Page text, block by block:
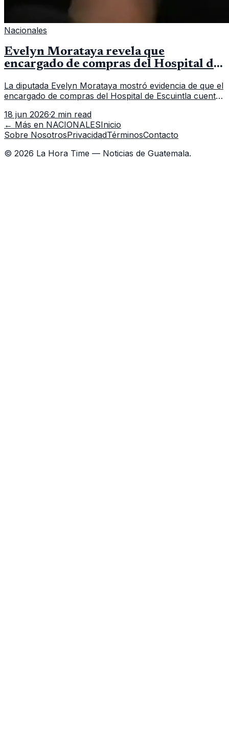
Nacionales
Evelyn Morataya revela que
encargado de compras del Hospital de
La diputada Evelyn Morataya mostró evidencia de que el
encargado de compras del Hospital de Escuintla cuenta
capacitación en la capital.
18 jun 2026·2 min read
← Más en NACIONALESInicio
Sobre NosotrosPrivacidadTérminosContacto
© 2026 La Hora Time — Noticias de Guatemala.